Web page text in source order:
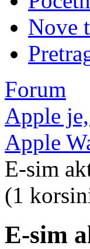
Nove
Forum
Apple
Apple
E-sim
(1
E-sim